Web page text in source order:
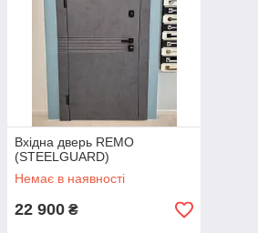
Вхідна дверь REMO
(STEELGUARD)
Немає в наявності
22 900 ₴